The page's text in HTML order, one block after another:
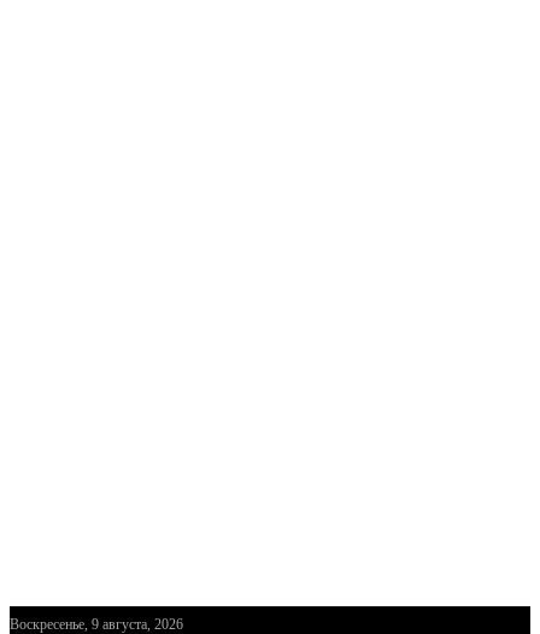
Воскресенье, 9 августа, 2026